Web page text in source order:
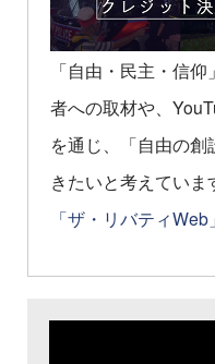
「自由・民主・信
者への取材や、
を通じ、「自由の
きたいと考えていま
「ザ・リバティ